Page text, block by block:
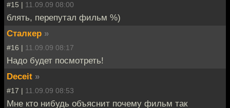
#15 | 11.09.09 08:00
блять, перепутал фильм %)
Сталкер »
#16 | 11.09.09 08:17
Надо будет посмотреть!
Deceit »
#17 | 11.09.09 08:53
Мне кто нибудь объяснит почему фильм так